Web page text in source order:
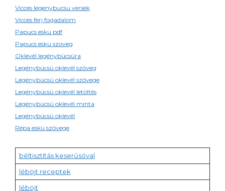
Vicces legenybucsu versek
Vicces ferj fogadalom
Papucs esku pdf
Papucs esku szoveg
Oklevél legénybúcsúra
Legénybúcsú oklevél szöveg
Legénybúcsú oklevél szövege
Legénybúcsú oklevél letöltés
Legénybúcsú oklevél minta
Legénybúcsú oklevél
Répa eskü szövege
béltisztítás keserűsóval
léböjt receptek
léböjt